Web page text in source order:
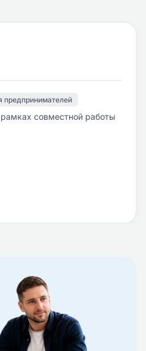
предпринимателей
совместной работы